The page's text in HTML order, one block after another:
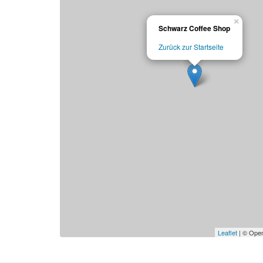
×
Schwarz Coffee Shop
Zurück zur Startseite
Leaflet| ©